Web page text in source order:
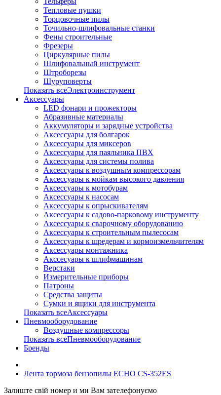
Тепловые пушки
Торцовочные пилы
Точильно-шлифовальные станки
Фены строительные
Фрезеры
Циркулярные пилы
Шлифовальный инструмент
Штроборезы
Шуруповерты
Показать всеЭлектроинструмент
Аксессуары
LED фонари и прожекторы
Абразивные материалы
Аккумуляторы и зарядные устройства
Аксессуары для болгарок
Аксессуары для миксеров
Аксессуары для паяльника ПВХ
Аксессуары для системы полива
Аксессуары к воздушным компрессорам
Аксессуары к мойкам высокого давления
Аксессуары к мотобурам
Аксессуары к насосам
Аксессуары к опрыскивателям
Аксессуары к садово-парковому инструменту
Аксессуары к сварочному оборудованию
Аксессуары к строительным пылесосам
Аксессуары к шредерам и кормоизмельчителям
Аксессуары монтажника
Акссесуары к шлифмашинам
Верстаки
Измерительные приборы
Патроны
Средства защиты
Сумки и ящики для инструмента
Показать всеАксессуары
Пневмооборудование
Воздушные компрессоры
Показать всеПневмооборудование
Бренды
Лента тормоза бензопилы ECHO CS-352ES
Залиште свій номер и ми Вам зателефонуємо